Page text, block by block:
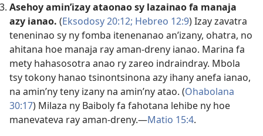
Asehoy amin’izay ataonao sy lazainao fa manaja
azy ianao. (Eksodosy 20:12; Hebreo 12:9) Izay zavatra
teneninao sy ny fomba itenenanao an’izany, ohatra, no
ahitana hoe manaja ray aman-dreny ianao. Marina fa
mety hahasosotra anao ry zareo indraindray. Mbola
tsy tokony hanao tsinontsinona azy ihany anefa ianao,
na amin’ny teny izany na amin’ny atao. (Ohabolana
30:17) Milaza ny Baiboly fa fahotana lehibe ny hoe
manevateva ray aman-dreny.—Matio 15:4.